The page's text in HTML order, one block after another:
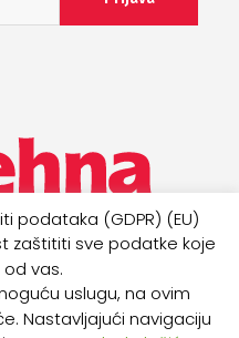
podataka (GDPR) (EU)
zaštititi sve podatke koje
vas.
uslugu, na ovim
Nastavljajući navigaciju